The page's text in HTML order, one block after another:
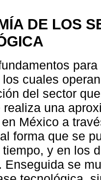
DE LOS
cuales
del sector
realiza una
México a
forma que se
y en los
Enseguida se